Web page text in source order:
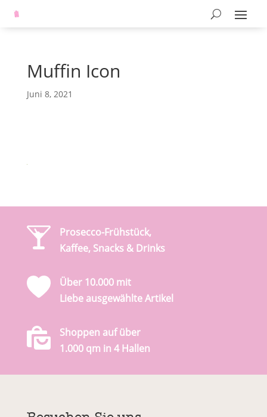
Muffin Icon
Juni 8, 2021
Prosecco-Frühstück,
Kaffee, Snacks & Drinks
Über 10.000 mit
Liebe ausgewählte Artikel
Shoppen auf über
1.000 qm in 4 Hallen